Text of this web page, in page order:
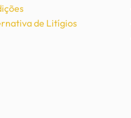
de Litígios